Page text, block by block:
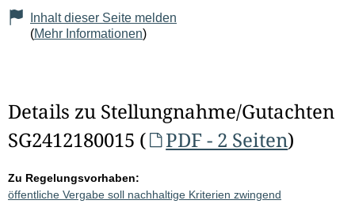
Inhalt dieser Seite melden
(Mehr Informationen)
Details zu Stellungnahme/Gutachten
SG2412180015 (
PDF - 2 Seiten)
Zu Regelungsvorhaben:
öffentliche Vergabe soll nachhaltige Kriterien zwingend